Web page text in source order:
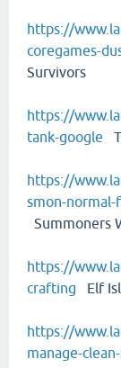
https://
coregames-
Survivors
https://
tank-google
https://
smon-
Summoners
https://
crafting Elf
https://
manage-